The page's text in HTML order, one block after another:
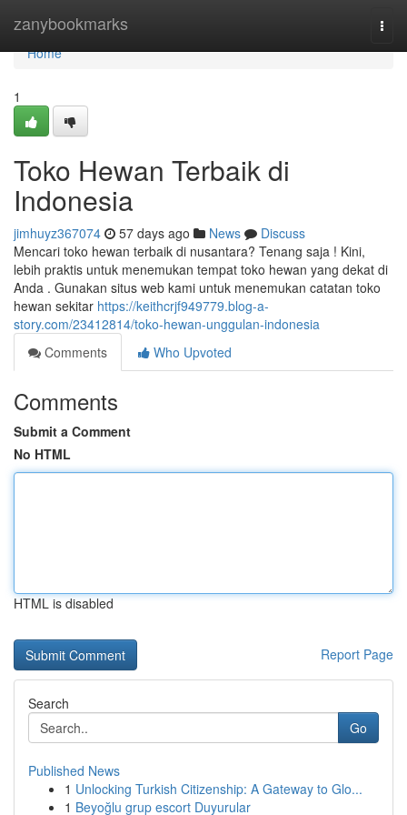
zanybookmarks
Home
Home
1
Toko Hewan Terbaik di
Indonesia
jimhuyz367074 57 days ago News
Discuss
Mencari toko hewan terbaik di nusantara? Tenang saja ! Kini,
lebih praktis untuk menemukan tempat toko hewan yang dekat di
Anda . Gunakan situs web kami untuk menemukan catatan toko
hewan sekitar https://keithcrjf949779.blog-a-
story.com/23412814/toko-hewan-unggulan-indonesia
Comments
Who Upvoted
Comments
Submit a Comment
No HTML
HTML is disabled
Report Page
Search
Go
Published News
1 Unlocking Turkish Citizenship: A Gateway to Glo...
1 Beyoğlu grup escort Duyurular